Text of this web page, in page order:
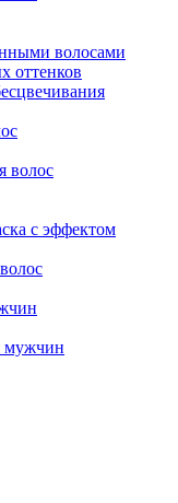
волосами
оттенков
волос
с эффектом
мужчин